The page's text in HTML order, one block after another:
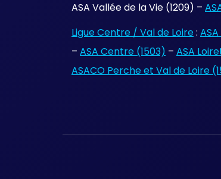
ASA Vallée de la Vie (1209) –
Ligue Centre / Val de Loire :
– ASA Centre (1503) – ASA
ASACO Perche et Val de Loire